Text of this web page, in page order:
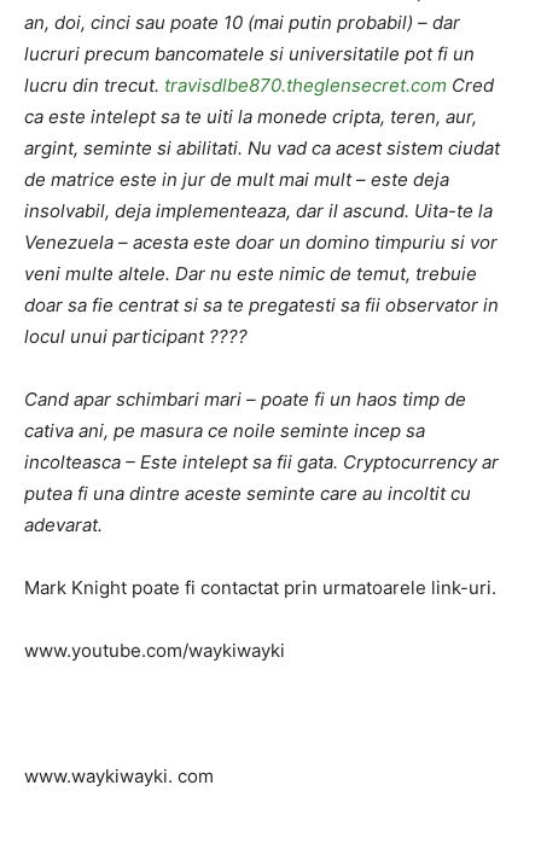
an, doi, cinci sau poate 10 (mai putin probabil) – dar
lucruri precum bancomatele si universitatile pot fi un
lucru din trecut. travisdlbe870.theglensecret.com Cred
ca este intelept sa te uiti la monede cripta, teren, aur,
argint, seminte si abilitati. Nu vad ca acest sistem ciudat
de matrice este in jur de mult mai mult – este deja
insolvabil, deja implementeaza, dar il ascund. Uita-te la
Venezuela – acesta este doar un domino timpuriu si vor
veni multe altele. Dar nu este nimic de temut, trebuie
doar sa fie centrat si sa te pregatesti sa fii observator in
locul unui participant ????
Cand apar schimbari mari – poate fi un haos timp de
cativa ani, pe masura ce noile seminte incep sa
incolteasca – Este intelept sa fii gata. Cryptocurrency ar
putea fi una dintre aceste seminte care au incoltit cu
adevarat.
Mark Knight poate fi contactat prin urmatoarele link-uri.
www.youtube.com/waykiwayki
www.waykiwayki. com